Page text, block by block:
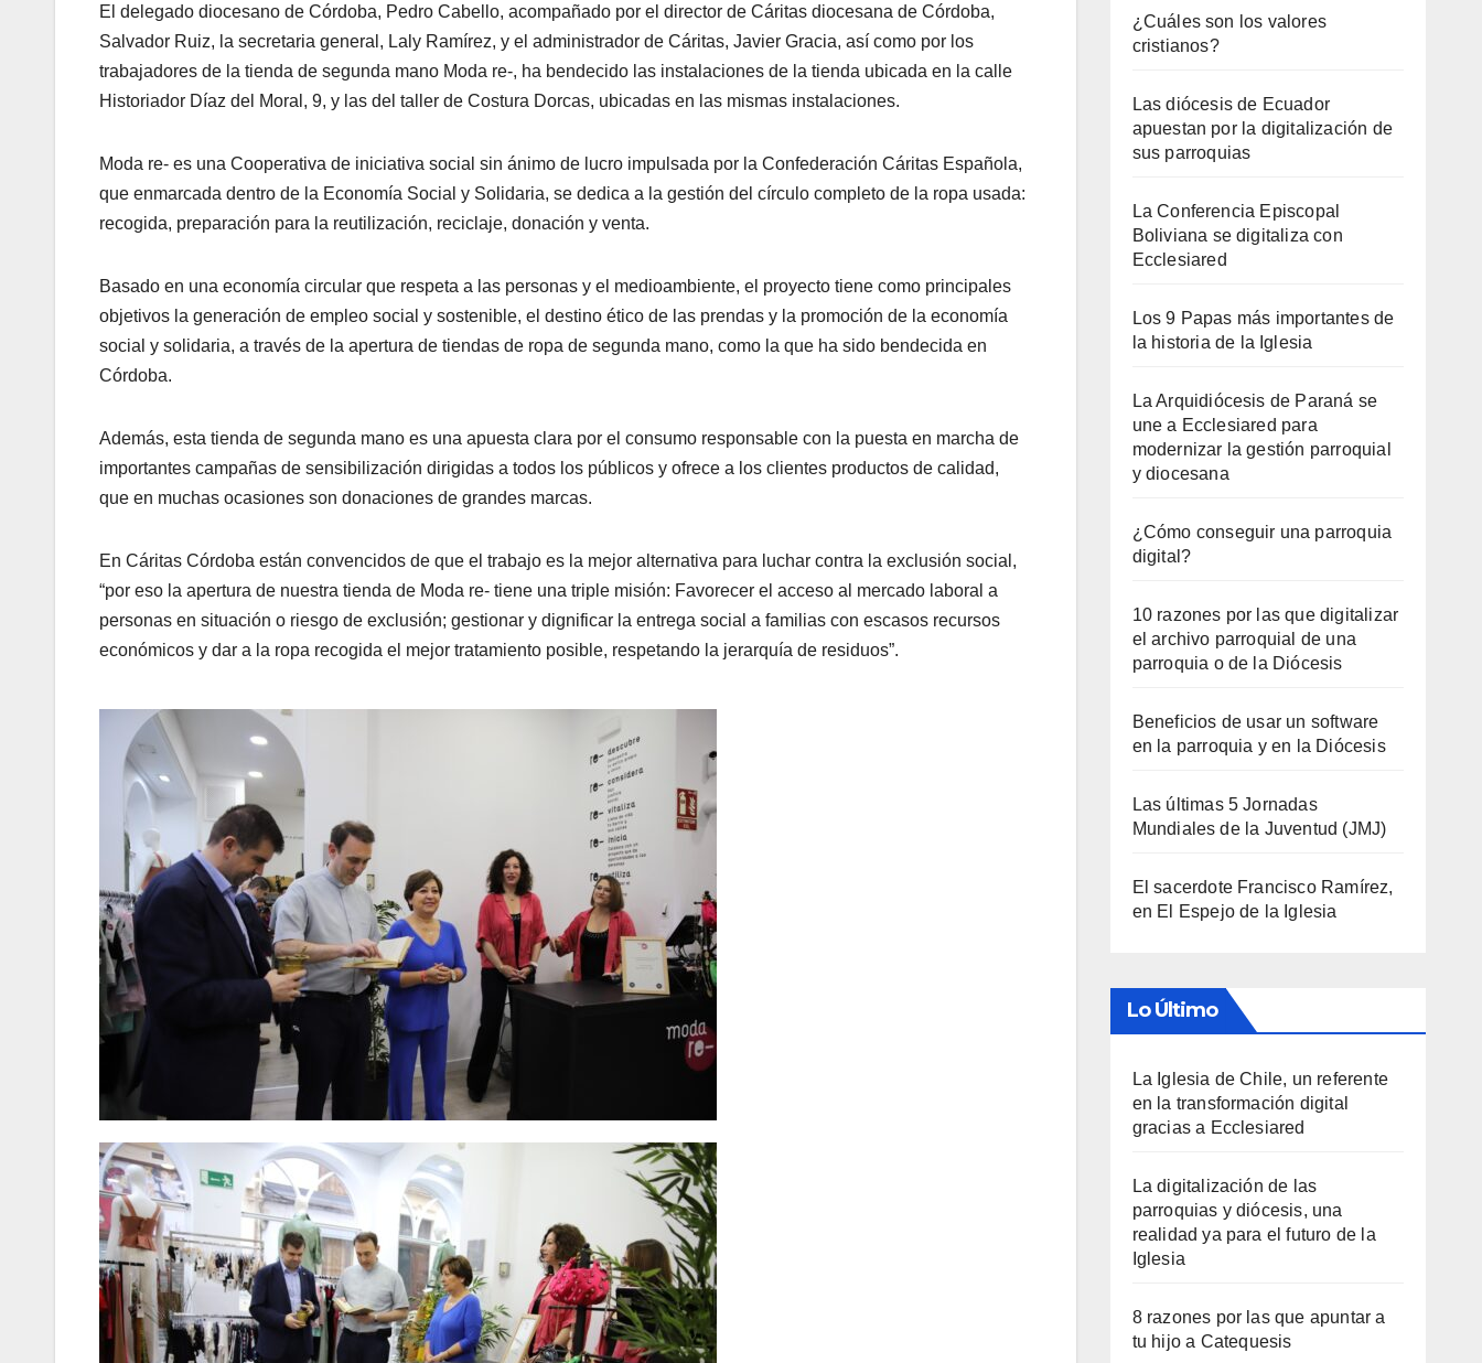
El delegado diocesano de Córdoba, Pedro Cabello, acompañado por el director de Cáritas diocesana de Córdoba,
Salvador Ruiz, la secretaria general, Laly Ramírez, y el administrador de Cáritas, Javier Gracia, así como por los
trabajadores de la tienda de segunda mano Moda re-, ha bendecido las instalaciones de la tienda ubicada en la calle
Historiador Díaz del Moral, 9, y las del taller de Costura Dorcas, ubicadas en las mismas instalaciones.
Moda re- es una Cooperativa de iniciativa social sin ánimo de lucro impulsada por la Confederación Cáritas Española,
que enmarcada dentro de la Economía Social y Solidaria, se dedica a la gestión del círculo completo de la ropa usada:
recogida, preparación para la reutilización, reciclaje, donación y venta.
Basado en una economía circular que respeta a las personas y el medioambiente, el proyecto tiene como principales
objetivos la generación de empleo social y sostenible, el destino ético de las prendas y la promoción de la economía
social y solidaria, a través de la apertura de tiendas de ropa de segunda mano, como la que ha sido bendecida en
Córdoba.
Además, esta tienda de segunda mano es una apuesta clara por el consumo responsable con la puesta en marcha de
importantes campañas de sensibilización dirigidas a todos los públicos y ofrece a los clientes productos de calidad,
que en muchas ocasiones son donaciones de grandes marcas.
En Cáritas Córdoba están convencidos de que el trabajo es la mejor alternativa para luchar contra la exclusión social,
“por eso la apertura de nuestra tienda de Moda re- tiene una triple misión: Favorecer el acceso al mercado laboral a
personas en situación o riesgo de exclusión; gestionar y dignificar la entrega social a familias con escasos recursos
económicos y dar a la ropa recogida el mejor tratamiento posible, respetando la jerarquía de residuos”.
¿Cuáles son los valores
cristianos?
Las diócesis de Ecuador
apuestan por la digitalización de
sus parroquias
La Conferencia Episcopal
Boliviana se digitaliza con
Ecclesiared
Los 9 Papas más importantes de
la historia de la Iglesia
La Arquidiócesis de Paraná se
une a Ecclesiared para
modernizar la gestión parroquial
y diocesana
¿Cómo conseguir una parroquia
digital?
10 razones por las que digitalizar
el archivo parroquial de una
parroquia o de la Diócesis
Beneficios de usar un software
en la parroquia y en la Diócesis
Las últimas 5 Jornadas
Mundiales de la Juventud (JMJ)
El sacerdote Francisco Ramírez,
en El Espejo de la Iglesia
Lo Último
La Iglesia de Chile, un referente
en la transformación digital
gracias a Ecclesiared
La digitalización de las
parroquias y diócesis, una
realidad ya para el futuro de la
Iglesia
8 razones por las que apuntar a
tu hijo a Catequesis